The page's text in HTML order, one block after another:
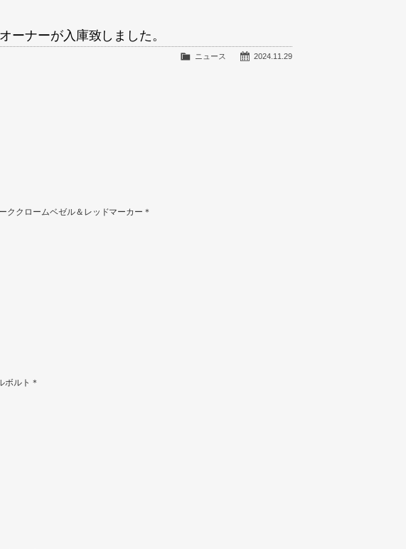
ナーが入庫致しました。
2024.11.29
ニュース
クロームベゼル＆レッドマーカー＊
ルト＊